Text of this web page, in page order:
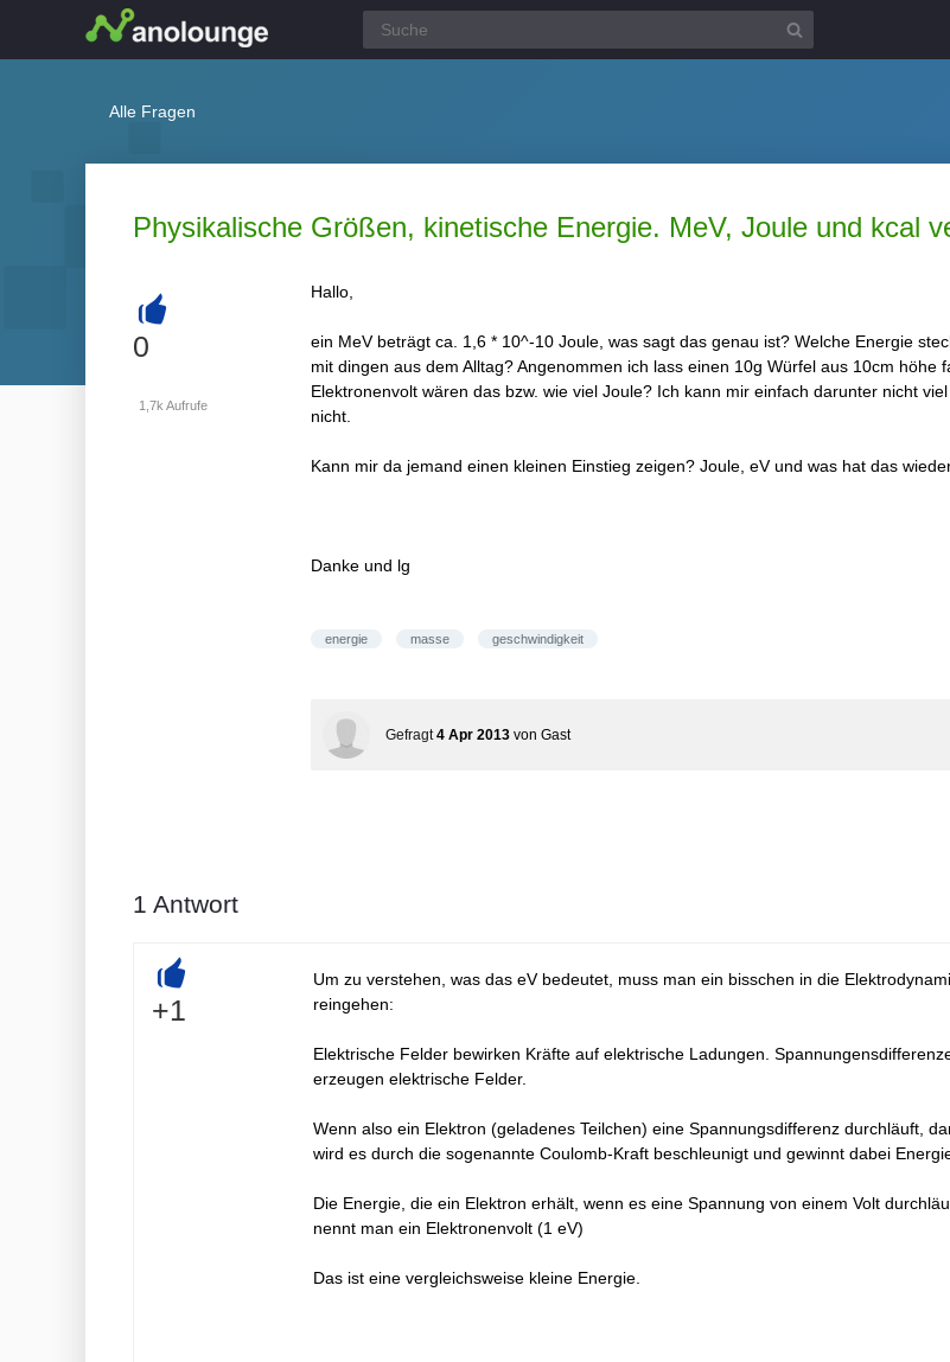
Alle Fragen
Physikalische Größen, kinetische Energie. MeV, Joule und kcal
+
0
1,7k Aufrufe
Hallo,
ein MeV beträgt ca. 1,6 * 10^-10 Joule, was sagt das genau ist? Welche Energie
mit dingen aus dem Alltag? Angenommen ich lass einen 10g Würfel aus 10cm höhe
Elektronenvolt wären das bzw. wie viel Joule? Ich kann mir einfach darunter nicht
nicht.
Kann mir da jemand einen kleinen Einstieg zeigen? Joule, eV und was hat das
Danke und lg
energie masse geschwindigkeit
Gefragt 4 Apr 2013 von Gast
1 Antwort
+
+1
Um zu verstehen, was das eV bedeutet, muss man ein bisschen in die
reingehen:
Elektrische Felder bewirken Kräfte auf elektrische Ladungen.
erzeugen elektrische Felder.
Wenn also ein Elektron (geladenes Teilchen) eine Spannungsdifferenz durchläuft,
wird es durch die sogenannte Coulomb-Kraft beschleunigt und gewinnt dabei
Die Energie, die ein Elektron erhält, wenn es eine Spannung von einem Volt
nennt man ein Elektronenvolt (1 eV)
Das ist eine vergleichsweise kleine Energie.